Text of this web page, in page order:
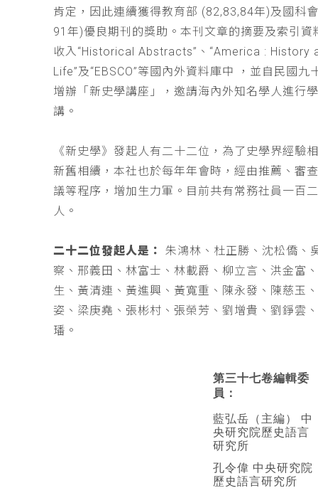
肯定，因此連續獲得教育部 (82,83,84年)及國科
91年)優良期刊的獎助。本刊文章的摘要及索引資
收入“Historical Abstracts”、“America : History
Life”及“EBSCO”等國內外資料庫中 ，並自民國九
增辦「新史學講座」，邀請海內外知名學人進行
講。
《新史學》發起人有二十二位，為了史學界經驗
新舊相續，本社也於每年年會時，經由推薦、審
議等程序，增加生力軍。目前共有常務社員一百
人。
二十二位發起人是：
朱鴻林、杜正勝、沈松僑、
察、邢義田、林富士、林載爵、柳立言、洪金富
生、黃清連、黃進興、黃寬重、陳永發、陳慈玉
姿、梁庚堯、張彬村、張榮芳、劉增貴、劉錚雲
璠。
第三十七卷編輯委
員：
藍弘岳（主編） 中
央研究院歷史語言
研究所
孔令偉 中央研究院
歷史語言研究所